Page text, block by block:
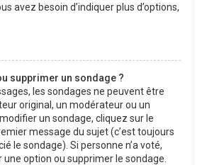
avez besoin d’indiquer plus d’options,
supprimer un sondage ?
les sondages ne peuvent être
original, un modérateur ou un
un sondage, cliquez sur le
message du sujet (c’est toujours
le sondage). Si personne n’a voté,
une option ou supprimer le sondage.